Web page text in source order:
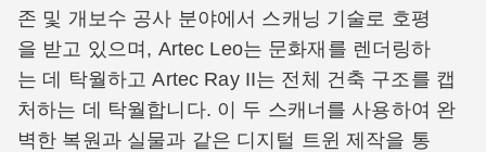
존 및 개보수 공사 분야에서 스캐닝 기술로 호평
을 받고 있으며, Artec Leo는 문화재를 렌더링하
는 데 탁월하고 Artec Ray II는 전체 건축 구조를 캡
처하는 데 탁월합니다. 이 두 스캐너를 사용하여 완
벽한 복원과 실물과 같은 디지털 트윈 제작을 통